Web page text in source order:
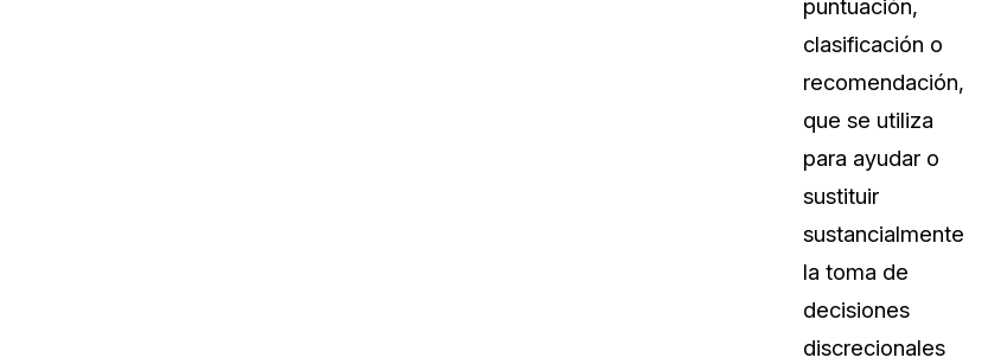
Sobre nosotros
Más información sobre
Trabaja con nosotros
Únase a nuestro equipo y
construir el futuro de la redacción
Póngase en contacto con
puntuación,
clasificación o
recomendación,
que se utiliza
para ayudar o
sustituir
sustancialmente
la toma de
decisiones
discrecionales